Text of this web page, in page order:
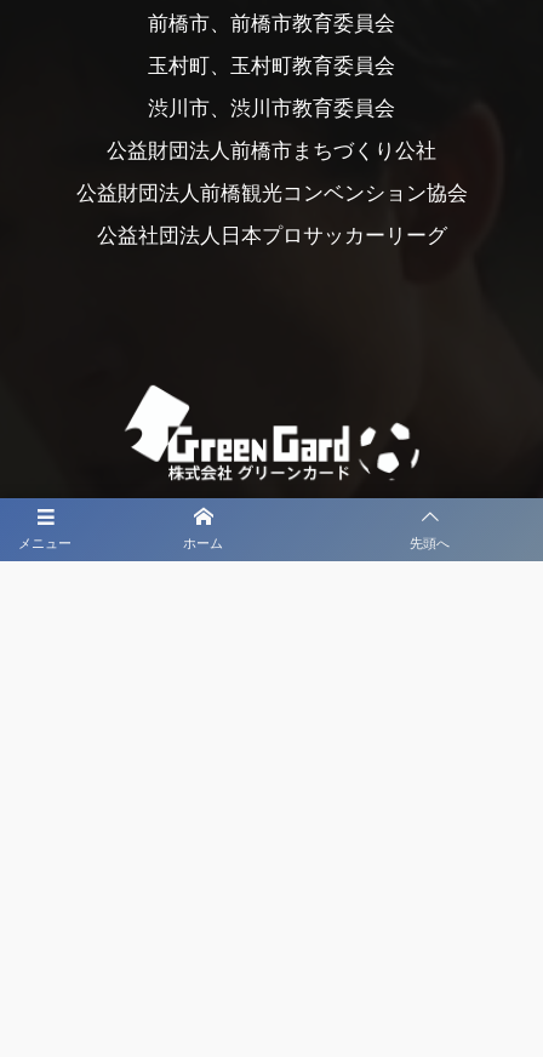
メニュー ホーム 先頭へ
前橋市、前橋市教育委員会
玉村町、玉村町教育委員会
渋川市、渋川市教育委員会
公益財団法人前橋市まちづくり公社
公益財団法人前橋観光コンベンション協会
公益社団法人日本プロサッカーリーグ
大会メディア協力社として